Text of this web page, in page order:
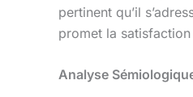
pertinent qu’il
promet la satisfaction
Analyse